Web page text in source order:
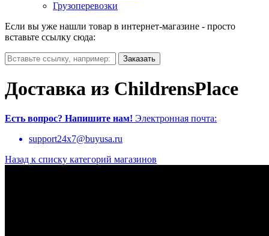
Грузоперевозки
Если вы уже нашли товар в интернет-магазине - просто
вставьте ссылку сюда:
Доставка из ChildrensPlace
Есть вопрос? Напишите нам! Электронная почта:
support24x7@buyusa.ru
Назад к списку категорий магазинов